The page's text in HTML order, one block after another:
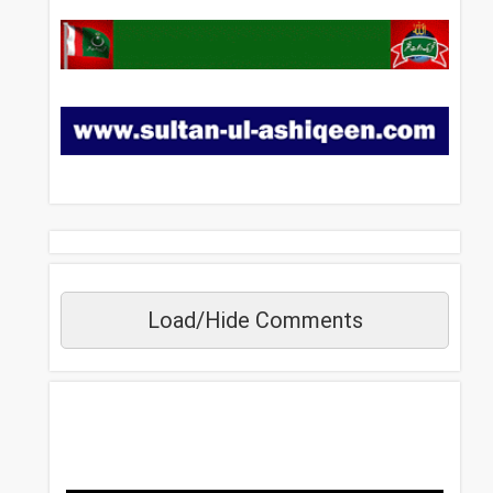
Load/Hide Comments